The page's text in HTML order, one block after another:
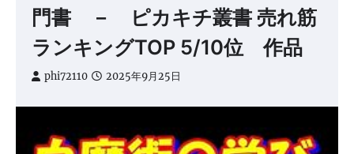
門書 － ピカキチ叢書 売れ筋
ランキングTOP 5/10位 作品
phi72110 2025年9月25日